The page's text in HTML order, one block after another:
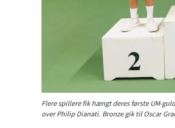
Flere spillere fik hængt deres første UM-
over Philip Dianati. Bronze gik til Oscar